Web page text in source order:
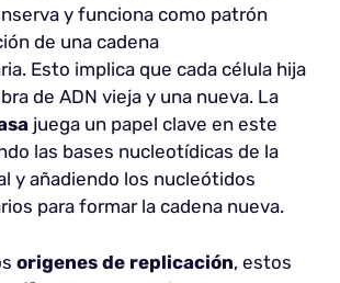
y funciona como patrón
de una cadena
Esto implica que cada célula hija
de ADN vieja y una nueva. La
juega un papel clave en este
las bases nucleotídicas de la
y añadiendo los nucleótidos
para formar la cadena nueva.
origenes de replicación, estos